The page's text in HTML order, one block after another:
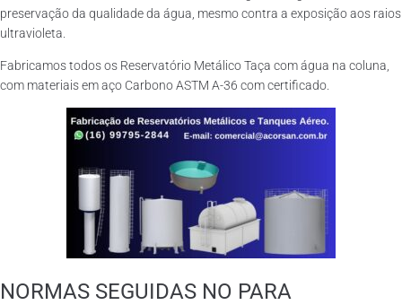
preservação da qualidade da água, mesmo contra a exposição aos raios
ultravioleta.
Fabricamos todos os Reservatório Metálico Taça com água na coluna,
com materiais em aço Carbono ASTM A-36 com certificado.
NORMAS SEGUIDAS NO PARA